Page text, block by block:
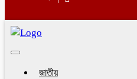
Toggle
জাতীয়